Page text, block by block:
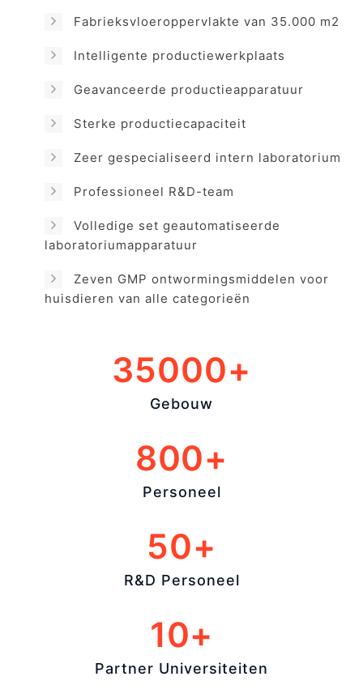
Fabrieksvloeroppervlakte van 35.000 m2
Intelligente productiewerkplaats
Geavanceerde productieapparatuur
Sterke productiecapaciteit
Zeer gespecialiseerd intern laboratorium
Professioneel R&D-team
Volledige set geautomatiseerde
laboratoriumapparatuur
Zeven GMP ontwormingsmiddelen voor
huisdieren van alle categorieën
35000+
Gebouw
800+
Personeel
50+
R&D Personeel
10+
Partner Universiteiten